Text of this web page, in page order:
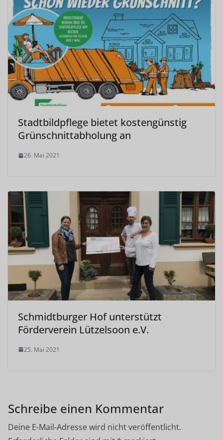
Stadtbildpflege bietet kostengünstig
Grünschnittabholung an
26. Mai 2021
Schmidtburger Hof unterstützt
Förderverein Lützelsoon e.V.
25. Mai 2021
Schreibe einen Kommentar
Deine E-Mail-Adresse wird nicht veröffentlicht.